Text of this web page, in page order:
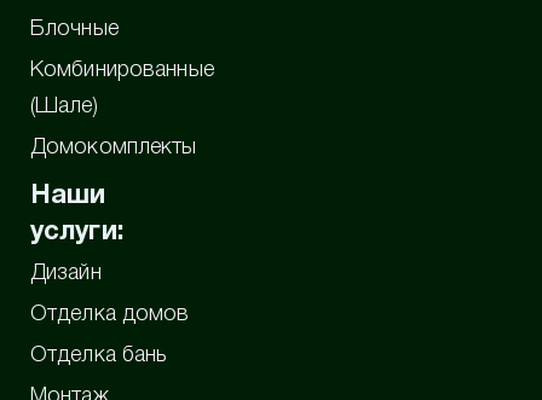
Блочные
Комбинированные
(Шале)
Домокомплекты
Наши
услуги:
Дизайн
Отделка домов
Отделка бань